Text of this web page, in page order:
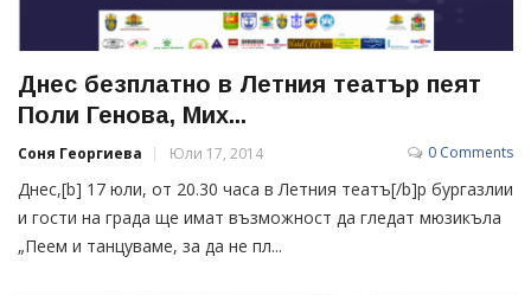
Днес безплатно в Летния театър пеят
Поли Генова, Мих...
Соня Георгиева Юли 17, 2014 0 Comments
Днес,[b] 17 юли, от 20.30 часа в Летния театъ[/b]р бургазлии
и гости на града ще имат възможност да гледат мюзикъла
„Пеем и танцуваме, за да не пл...